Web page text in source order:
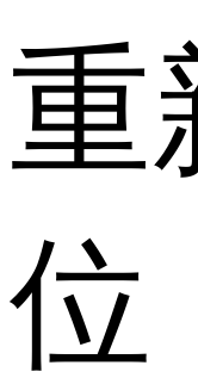
重
位